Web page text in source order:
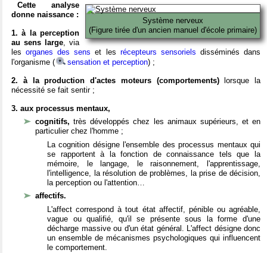
Système nerveux
(Figure tirée d'un ancien manuel d'école primaire)
Cette analyse
donne naissance :
1. à la perception
au sens large, via
lesorganes des sens et les récepteurs sensoriels disséminés dans
l'organisme (
sensation et perception) ;
2. à la production d'actes moteurs (comportements)lorsque la
nécessité se fait sentir ;
3. aux processus mentaux,
cognitifs,très développés chez les animaux supérieurs, et en
particulier chez l'homme ;
La cognition désigne l'ensemble des processus mentaux qui
se rapportent à la fonction de connaissance tels que la
mémoire, le langage, le raisonnement, l'apprentissage,
l'intelligence, la résolution de problèmes, la prise de décision,
la perception ou l'attention…
affectifs.
L'affect correspond à tout état affectif, pénible ou agréable,
vague ou qualifié, qu'il se présente sous la forme d'une
décharge massive ou d'un état général. L'affect désigne donc
un ensemble de mécanismes psychologiques qui influencent
le comportement.